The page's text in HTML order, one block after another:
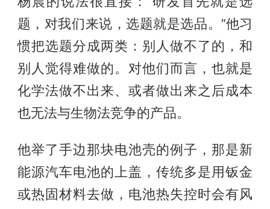
题，对我们来说，选题就是选品。”他习
惯把选题分成两类：别人做不了的，和
别人觉得难做的。对他们而言，也就是
化学法做不出来、或者做出来之后成本
也无法与生物法竞争的产品。
他举了手边那块电池壳的例子，那是新
能源汽车电池的上盖，传统多是用钣金
或热固材料去做，电池热失控时会有风